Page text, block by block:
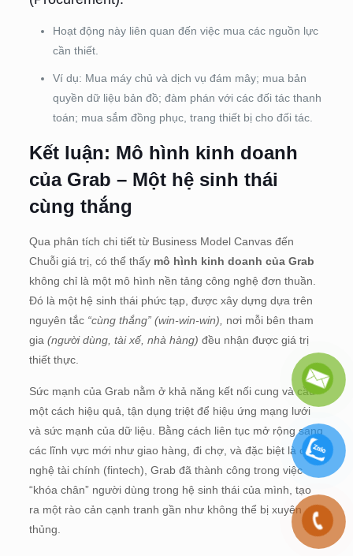
Hoạt động này liên quan đến việc mua các nguồn lực
cần thiết.
Ví dụ: Mua máy chủ và dịch vụ đám mây; mua bản
quyền dữ liệu bản đồ; đàm phán với các đối tác thanh
toán; mua sắm đồng phục, trang thiết bị cho đối tác.
Kết luận: Mô hình kinh doanh
của Grab – Một hệ sinh thái
cùng thắng
Qua phân tích chi tiết từ Business Model Canvas đến
Chuỗi giá trị, có thể thấy mô hình kinh doanh của Grab
không chỉ là một mô hình nền tảng công nghệ đơn thuần.
Đó là một hệ sinh thái phức tạp, được xây dựng dựa trên
nguyên tắc“cùng thắng” (win-win-win),
nơi mỗi bên tham
gia (người dùng, tài xế, nhà hàng) đều nhận được giá trị
thiết thực.
Sức mạnh của Grab nằm ở khả năng kết nối cung và cầu
một cách hiệu quả, tận dụng triệt để hiệu ứng mạng lưới
và sức mạnh của dữ liệu. Bằng cách liên tục mở rộng sang
các lĩnh vực mới như giao hàng, đi chợ, và đặc biệt là công
nghệ tài chính (fintech), Grab đã thành công trong việc
“khóa chân” người dùng trong hệ sinh thái của mình, tạo
ra một rào cản cạnh tranh gần như không thể bị xuyên
thủng.